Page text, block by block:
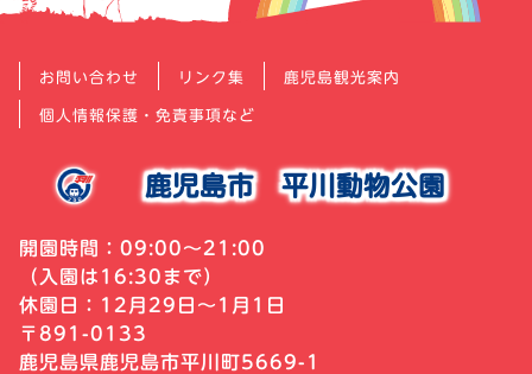
お問い合わせ リンク集 鹿児島観光案内
個人情報保護・免責事項など
鹿児島市平川動物公園
開園時間：09:00～21:00
（入園は16:30まで）
休園日：12月29日～1月1日
〒891-0133
鹿児島県鹿児島市平川町5669-1